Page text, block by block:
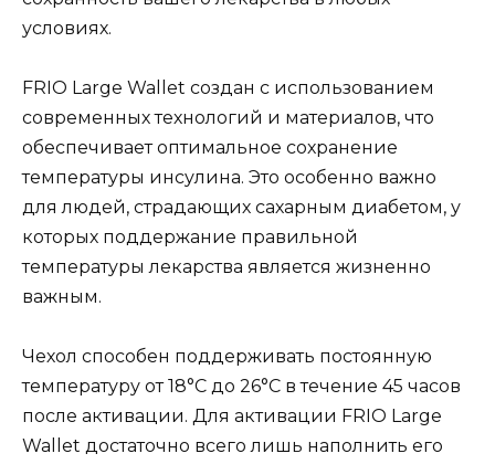
условиях.
FRIO Large Wallet создан с использованием
современных технологий и материалов, что
обеспечивает оптимальное сохранение
температуры инсулина. Это особенно важно
для людей, страдающих сахарным диабетом, у
которых поддержание правильной
температуры лекарства является жизненно
важным.
Чехол способен поддерживать постоянную
температуру от 18°C до 26°C в течение 45 часов
после активации. Для активации FRIO Large
Wallet достаточно всего лишь наполнить его